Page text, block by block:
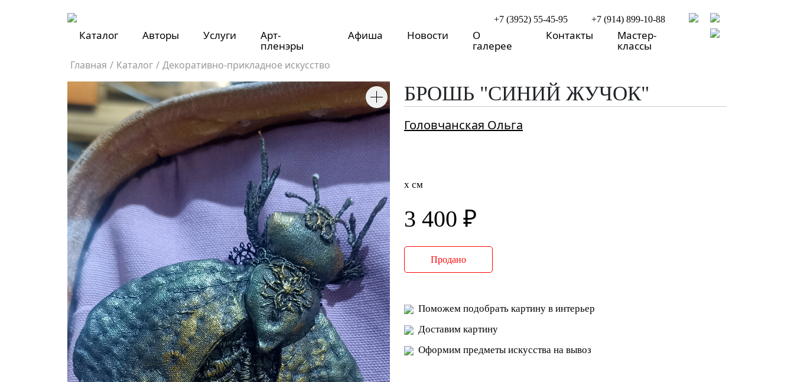
+7 (3952) 55-45-95 +7 (914) 899-10-88
Каталог Авторы Услуги Арт-
пленэры
Афиша Новости О
галерее
Контакты Мастер-
классы
Главная / Каталог / Декоративно-прикладное искусство
БРОШЬ "СИНИЙ ЖУЧОК"
Головчанская Ольга
x см
3 400 ₽
Продано
Поможем подобрать картину в интерьер
Доставим картину
Оформим предметы искусства на вывоз